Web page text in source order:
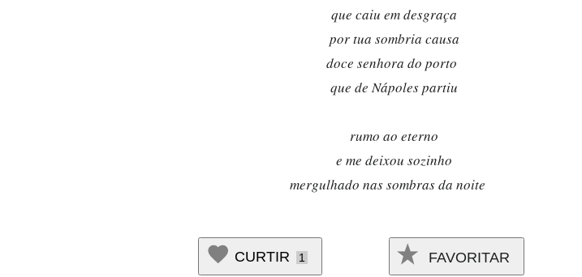
que caiu em desgraça
por tua sombria causa
doce senhora do porto
que de Nápoles partiu
rumo ao eterno
e me deixou sozinho
mergulhado nas sombras da noite
CURTIR 1 FAVORITAR